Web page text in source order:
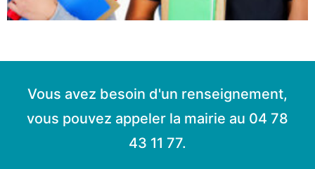
Vous avez besoin d'un renseignement,
vous pouvez appeler la mairie au 04 78
43 11 77.